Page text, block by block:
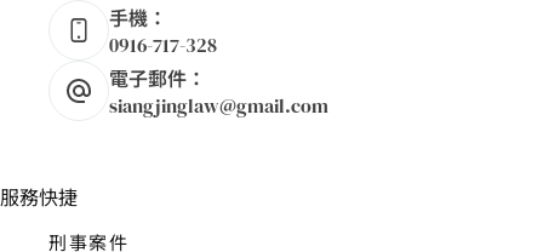
手機：
0916-717-328
電子郵件：
siangjinglaw@gmail.com
服務快捷
刑事案件